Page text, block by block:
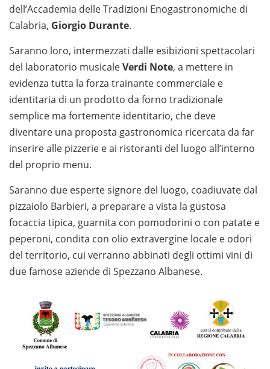
dell’Accademia delle Tradizioni Enogastronomiche di
Calabria, Giorgio Durante.
Saranno loro, intermezzati dalle esibizioni spettacolari
del laboratorio musicaleVerdi Note, a mettere in
evidenza tutta la forza trainante commerciale e
identitaria di un prodotto da forno tradizionale
semplice ma fortemente identitario, che deve
diventare una proposta gastronomica ricercata da far
inserire alle pizzerie e ai ristoranti del luogo all’interno
del proprio menu.
Saranno due esperte signore del luogo, coadiuvate dal
pizzaiolo Barbieri, a preparare a vista la gustosa
focaccia tipica, guarnita con pomodorini o con patate e
peperoni, condita con olio extravergine locale e odori
del territorio, cui verranno abbinati degli ottimi vini di
due famose aziende di Spezzano Albanese.